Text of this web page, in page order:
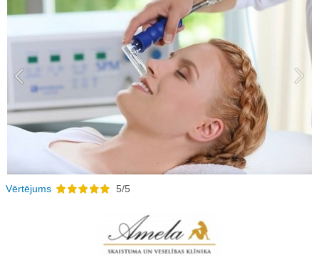
Previous
Vērtējums 5/5